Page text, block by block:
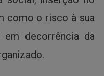
como o risco à sua
decorrência da